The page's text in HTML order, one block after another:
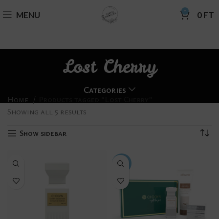
MENU 0 0FT
Lost Cherry
Categories
Home
Showing all 5 results
Show sidebar
-18%